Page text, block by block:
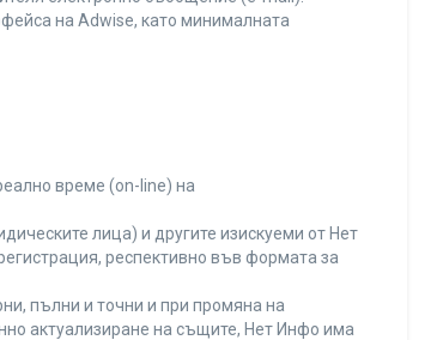
на Adwise, като минималната
време (on-line) на
лица) и другите изискуеми от Нет
респективно във формата за
пълни и точни и при промяна на
актуализиране на същите, Нет Инфо има